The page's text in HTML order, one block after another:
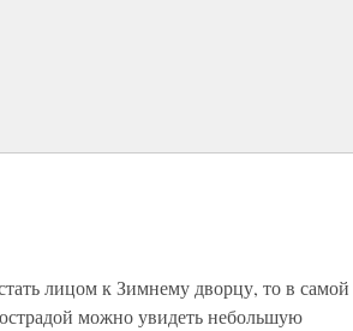
лицом к Зимнему дворцу, то в самой
можно увидеть небольшую